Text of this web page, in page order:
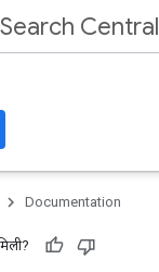
Search Central
Documentation